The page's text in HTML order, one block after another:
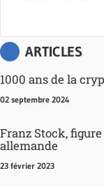
ARTICLES
1000 ans de la
02 septembre 2024
Franz Stock,
allemande
23 février 2023